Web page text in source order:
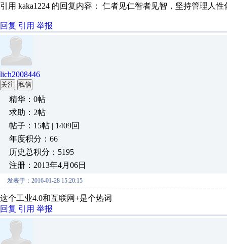
引用 kaka1224 的回复内容： 仁者见仁智者见智，坚持管理人
回复 引用 举报
lich2008446
关注 私信
精华：0帖
求助：2帖
帖子：15帖 | 1409回
年度积分：66
历史总积分：5195
注册：2013年4月06日
发表于：2016-01-28 15:20:15
这个工业4.0和互联网+是个热词
回复 引用 举报